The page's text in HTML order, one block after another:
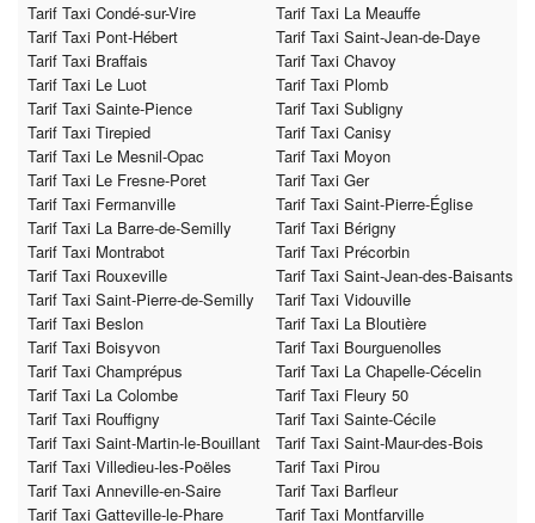
Tarif Taxi Condé-sur-Vire
Tarif Taxi La Meauffe
Tarif Taxi Pont-Hébert
Tarif Taxi Saint-Jean-de-Daye
Tarif Taxi Braffais
Tarif Taxi Chavoy
Tarif Taxi Le Luot
Tarif Taxi Plomb
Tarif Taxi Sainte-Pience
Tarif Taxi Subligny
Tarif Taxi Tirepied
Tarif Taxi Canisy
Tarif Taxi Le Mesnil-Opac
Tarif Taxi Moyon
Tarif Taxi Le Fresne-Poret
Tarif Taxi Ger
Tarif Taxi Fermanville
Tarif Taxi Saint-Pierre-Église
Tarif Taxi La Barre-de-Semilly
Tarif Taxi Bérigny
Tarif Taxi Montrabot
Tarif Taxi Précorbin
Tarif Taxi Rouxeville
Tarif Taxi Saint-Jean-des-Baisants
Tarif Taxi Saint-Pierre-de-Semilly
Tarif Taxi Vidouville
Tarif Taxi Beslon
Tarif Taxi La Bloutière
Tarif Taxi Boisyvon
Tarif Taxi Bourguenolles
Tarif Taxi Champrépus
Tarif Taxi La Chapelle-Cécelin
Tarif Taxi La Colombe
Tarif Taxi Fleury 50
Tarif Taxi Rouffigny
Tarif Taxi Sainte-Cécile
Tarif Taxi Saint-Martin-le-Bouillant
Tarif Taxi Saint-Maur-des-Bois
Tarif Taxi Villedieu-les-Poëles
Tarif Taxi Pirou
Tarif Taxi Anneville-en-Saire
Tarif Taxi Barfleur
Tarif Taxi Gatteville-le-Phare
Tarif Taxi Montfarville